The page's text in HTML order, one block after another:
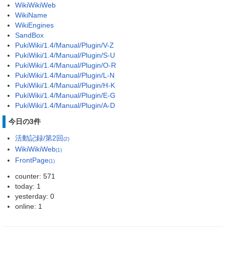
WikiWikiWeb
WikiName
WikiEngines
SandBox
PukiWiki/1.4/Manual/Plugin/V-Z
PukiWiki/1.4/Manual/Plugin/S-U
PukiWiki/1.4/Manual/Plugin/O-R
PukiWiki/1.4/Manual/Plugin/L-N
PukiWiki/1.4/Manual/Plugin/H-K
PukiWiki/1.4/Manual/Plugin/E-G
PukiWiki/1.4/Manual/Plugin/A-D
今日の3件
活動記録/第2回(2)
WikiWikiWeb(1)
FrontPage(1)
counter: 571
today: 1
yesterday: 0
online: 1